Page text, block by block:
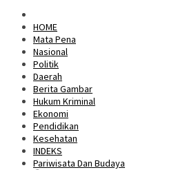
HOME
Mata Pena
Nasional
Politik
Daerah
Berita Gambar
Hukum Kriminal
Ekonomi
Pendidikan
Kesehatan
INDEKS
Pariwisata Dan Budaya